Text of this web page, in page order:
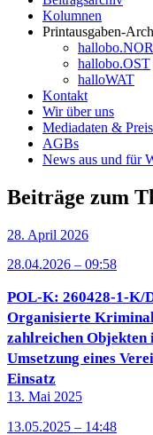
Kolumnen
Printausgaben-
hallobo.OST
halloWAT
Kontakt
Wir über uns
Mediadaten &
AGBs
News aus und für
Beiträge zum
28. April 2026
28.04.2026 – 09:58
POL-K: 260428-1-K/
Organisierte
zahlreichen
Umsetzung eines
Einsatz
13. Mai 2025
13.05.2025 – 14:48